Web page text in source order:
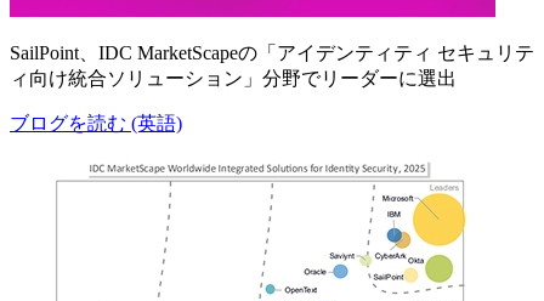
SailPoint、IDC MarketScapeの「アイデンティティ セキュリテ
ィ向け統合ソリューション」分野でリーダーに選出
ブログを読む (英語)